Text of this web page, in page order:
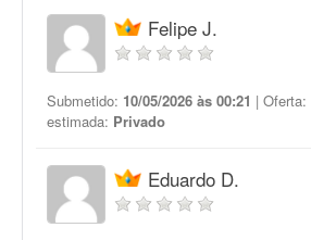
Felipe J.
Submetido: 10/05/2026 às 00:21 | Oferta:
estimada: Privado
Eduardo D.